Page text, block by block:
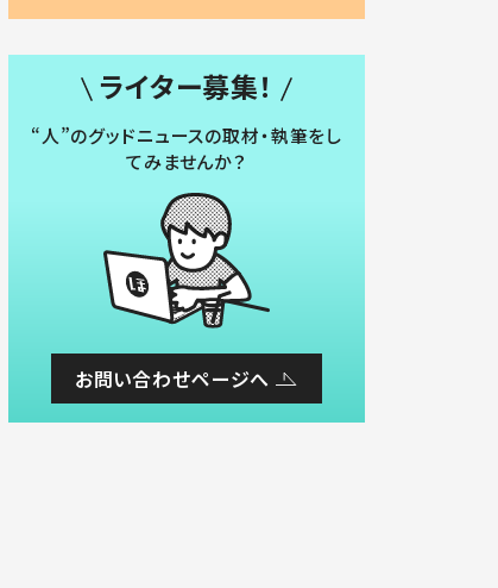
ライター募集！
“人”のグッドニュースの取材・執筆をし
てみませんか？
お問い合わせページへ